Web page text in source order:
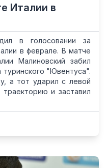
Италии в
в голосовании за
в феврале. В матче
Малиновский забил
туринского "Ювентуса".
а тот ударил с левой
и заставил